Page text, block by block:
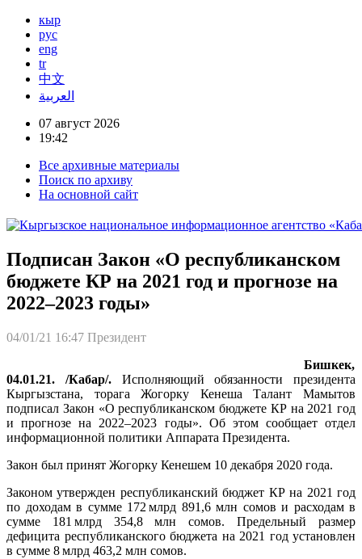
кыр
рус
eng
tr
中文
العربية
07 август 2026
19:42
Все архивные материалы
Поиск по архиву
На основной сайт
Подписан Закон «О республиканском
бюджете КР на 2021 год и прогнозе на
2022–2023 годы»
04/01/21 16:47 Президент
Бишкек,
04.01.21. /Кабар/. Исполняющий обязанности президента
Кыргызстана, торага Жогорку Кенеша Талант Мамытов
подписал Закон «О республиканском бюджете КР на 2021 год
и прогнозе на 2022–2023 годы». Об этом сообщает отдел
информационной политики Аппарата Президента.
Закон был принят Жогорку Кенешем 10 декабря 2020 года.
Законом утвержден республиканский бюджет КР на 2021 год
по доходам в сумме 172 млрд 891,6 млн сомов и расходам в
сумме 181 млрд 354,8 млн сомов. Предельный размер
дефицита республиканского бюджета на 2021 год установлен
в сумме 8 млрд 463,2 млн сомов.